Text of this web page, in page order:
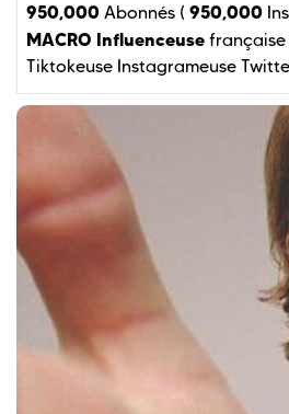
950,000 Abonnés ( 950,000
MACRO Influenceuse française
Tiktokeuse Instagrameuse